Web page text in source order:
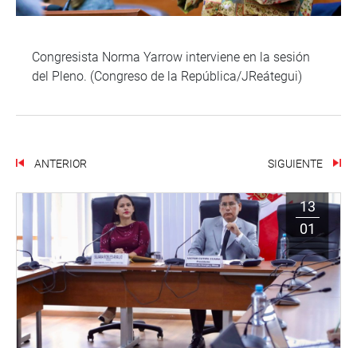
Congresista Norma Yarrow interviene en la sesión
del Pleno. (Congreso de la República/JReátegui)
ANTERIOR SIGUIENTE
13
01